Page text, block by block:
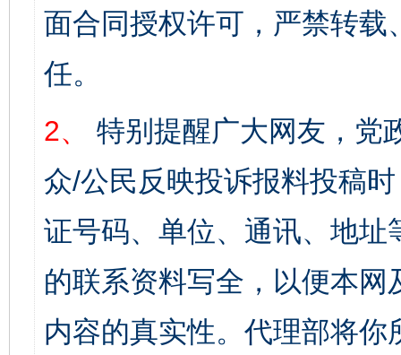
面合同授权许可，严禁转
任。
2、
特别提醒广大网友，党
众/公民反映投诉报料投稿
证号码、单位、通讯、地
的联系资料写全，以便本
内容的真实性。代理部将